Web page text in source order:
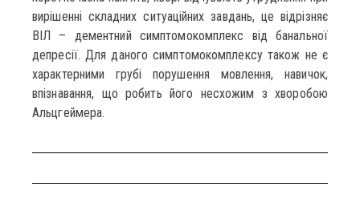
вирішенні складних ситуаційних завдань, це відрізняє
ВІЛ – дементний симптомокомплекс від банальної
депресії. Для даного симптомокомплексу також не є
характерними грубі порушення мовлення, навичок,
впізнавання, що робить його несхожим з хворобою
Альцгеймера.